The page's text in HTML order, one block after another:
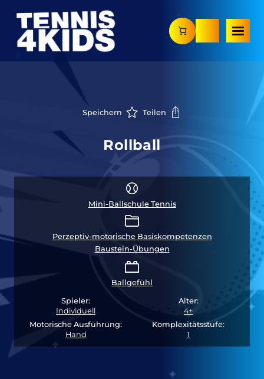
Inhalt
springen
Speichern Teilen
Rollball
Mini-Ballschule Tennis
Perzeptiv-motorische Basiskompetenzen
Baustein-Übungen
Ballgefühl
Spieler:
Individuell
Alter:
4+
Motorische Ausführung:
Hand
Komplexitätsstufe:
1